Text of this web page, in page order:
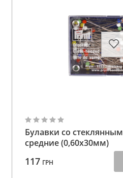
Булавки со
средние (0,60х30мм)
117 ГРН